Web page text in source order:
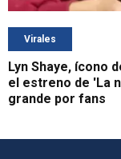
Virales
Lyn Shaye, ícono
el estreno de 'La
grande por fans